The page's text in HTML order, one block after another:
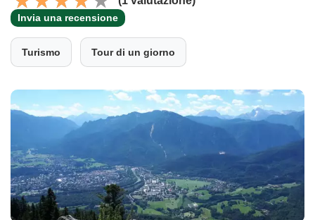
Invia una recensione
Turismo Tour di un giorno